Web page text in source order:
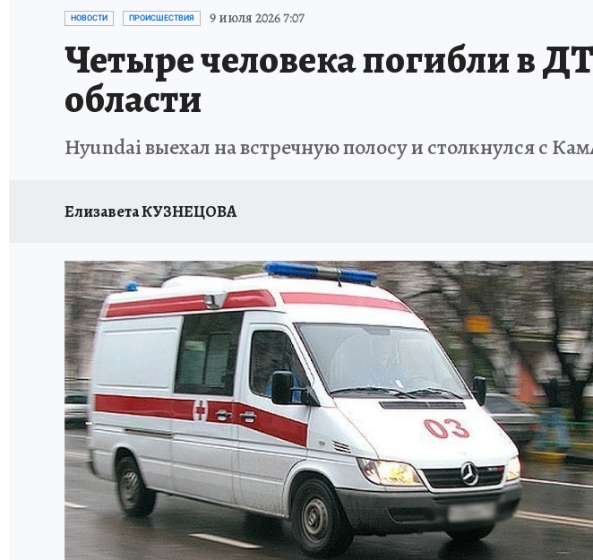
ИСПЫТАНО НА СЕБЕ
НОВОСТИ ПРОИСШЕСТВИЯ 9 июля 2026 7:07
Четыре человека погибли в
области
Hyundai выехал на встречную полосу и столкнулся с
Елизавета КУЗНЕЦОВА